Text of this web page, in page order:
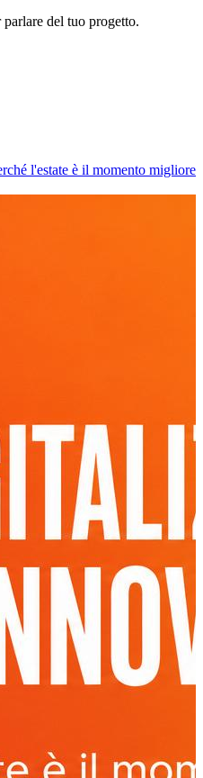
del tuo progetto.
l'estate è il momento migliore